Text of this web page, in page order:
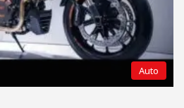
Auto